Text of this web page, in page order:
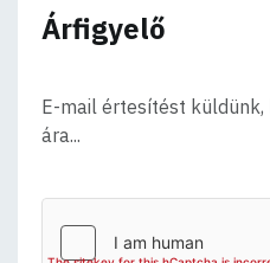
Árfigyelő
E-mail értesítést
ára...